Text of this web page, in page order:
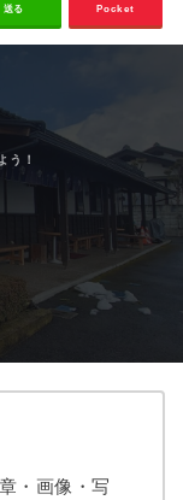
送る Pocket
・画像・写